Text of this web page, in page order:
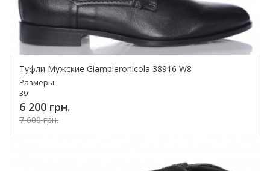
Туфли Мужские Giampieronicola 38916 W8
Размеры:
39
6 200 грн.
7 600 грн.